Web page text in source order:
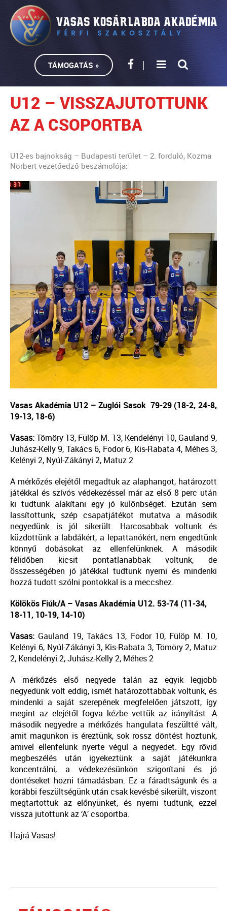
TÁMOGATÁS »
U12 – VISSZAJUTOTTUNK
AZ A CSOPORTBA
U12-es bajnokság – Budapesti terület – 2. forduló, Kozma
Norbert vezetőedző beszámolója:
Vasas Akadémia U12 – Zuglói Sasok 79-29 (18-2, 24-8,
19-13, 18-6)
Vasas:Tömöry 13, Fülöp M. 13, Kendelényi 10, Gauland 9,
Juhász-Kelly 9, Takács 6, Fodor 6, Kis-Rabata 4, Méhes 3,
Kelényi 2, Nyúl-Zákányi 2, Matuz 2
A mérkőzés elejétől megadtuk az alaphangot, határozott
játékkal és szívós védekezéssel már az első 8 perc után
ki tudtunk alakítani egy jó különbséget. Ezután sem
lassítottunk, szép csapatjátékot mutatva a második
negyedünk is jól sikerült. Harcosabbak voltunk és
küzdöttünk a labdákért, a lepattanókért, nem engedtünk
könnyű dobásokat az ellenfelünknek. A második
félidőben kicsit pontatlanabbak voltunk, de
összességében jó játékkal tudtunk nyerni és mindenki
hozzá tudott szólni pontokkal is a meccshez.
Kölökös Fiúk/A – Vasas Akadémia U12. 53-74 (11-34,
18-11, 10-19, 14-10)
Vasas: Gauland 19, Takács 13, Fodor 10, Fülöp M. 10,
Kelényi 6, Nyúl-Zákányi 3, Kis-Rabata 3, Tömöry 2, Matuz
2, Kendelényi 2, Juhász-Kelly 2, Méhes 2
A mérkőzés első negyede talán az egyik legjobb
negyedünk volt eddig, ismét határozottabbak voltunk, és
mindenki a saját szerepének megfelelően játszott, így
megint az elejétől fogva kézbe vettük az irányítást. A
második negyedre a mérkőzés hangulata feszültté vált,
amit magunkon is éreztünk, sok rossz döntést hoztunk,
amivel ellenfelünk nyerte végül a negyedet. Egy rövid
megbeszélés után igyekeztünk a saját játékunkra
koncentrálni, a védekezésünkön szigorítani és jó
döntéseket hozni támadásban. Ez a fáradtságunk és a
korábbi feszültségünk után csak kevésbé sikerült, viszont
megtartottuk az előnyünket, és nyerni tudtunk, ezzel
vissza jutottunk az ‘A’ csoportba.
Hajrá Vasas!